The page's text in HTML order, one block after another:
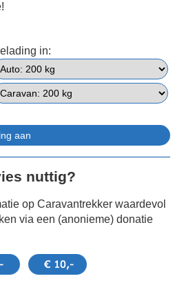
in:
nuttig?
op Caravantrekker waardevol
via een (anonieme) donatie